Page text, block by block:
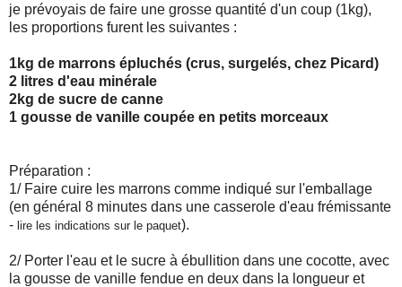
je prévoyais de faire une grosse quantité d'un coup (1kg),
les proportions furent les suivantes :
1kg de marrons épluchés (crus, surgelés, chez Picard)
2 litres d'eau minérale
2kg de sucre de canne
1 gousse de vanille coupée en petits morceaux
Préparation :
1/ Faire cuire les marrons comme indiqué sur l'emballage
(en général 8 minutes dans une casserole d'eau frémissante
- lire les indications sur le paquet).
2/ Porter l'eau et le sucre à ébullition dans une cocotte, avec
la gousse de vanille fendue en deux dans la longueur et